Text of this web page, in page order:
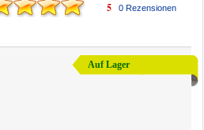
5 0Rezensionen
Auf Lager